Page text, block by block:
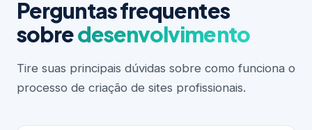
Perguntas frequentes
sobredesenvolvimento
Tire suas principais dúvidas sobre como funciona o
processo de criação de sites profissionais.